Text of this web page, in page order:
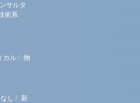
サルタ
術系
カル / 物
し / 新